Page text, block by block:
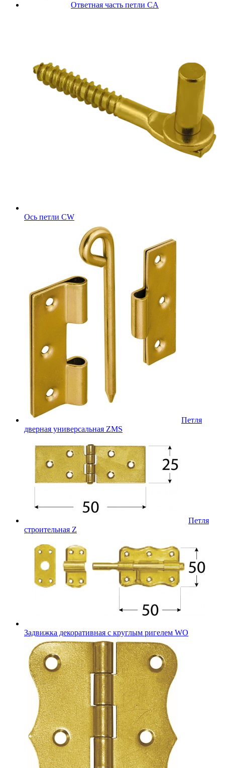
Ответная часть петли CA
Ось петли CW
Петля
дверная универсальная ZMS
Петля
строительная Z
Задвижка декоративная с круглым ригелем WO